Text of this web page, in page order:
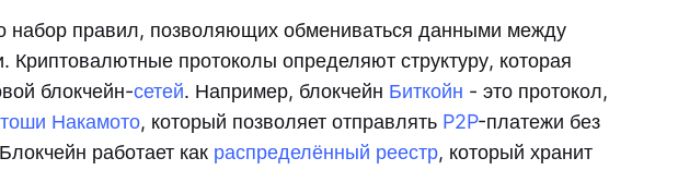
набор правил, позволяющих обмениваться данными между
Криптовалютные протоколы определяют структуру, которая
блокчейн-сетей. Например, блокчейн Биткойн - это протокол,
Накамото, который позволяет отправлять P2P-платежи без
работает как распределённый реестр, который хранит